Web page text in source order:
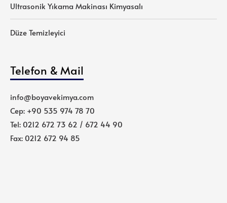
Ultrasonik Yıkama Makinası Kimyasalı
Düze Temizleyici
Telefon & Mail
info@boyavekimya.com
Cep: +90 535 974 78 70
Tel: 0212 672 73 62 / 672 44 90
Fax: 0212 672 94 85